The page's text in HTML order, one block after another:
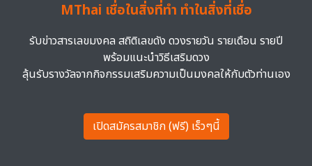
MThai เชื่อในสิ่งที่ทำ ทำในสิ่งที่เชื่อ
รับข่าวสารเลขมงคล สถิติเลขดัง ดวงรายวัน รายเดือน รายปี
พร้อมแนะนำวิธีเสริมดวง
ลุ้นรับรางวัลจากกิจกรรมเสริมความเป็นมงคลให้กับตัวท่านเอง
เปิดสมัครสมาชิก (ฟรี) เร็วๆนี้